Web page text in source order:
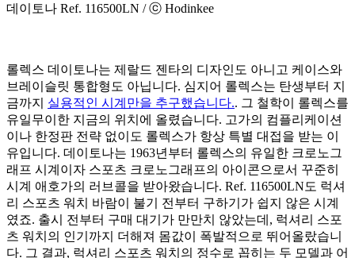
데이토나 Ref. 116500LN / ⓒ Hodinkee
롤렉스 데이토나는 제랄드 젠타의 디자인도 아니고 케이스와
브레이슬릿 통합형도 아닙니다. 심지어 롤렉스는 탄생부터 지
금까지 실용적인 시계만을 추구했습니다.. 그 철학이 롤렉스를
유일무이한 지금의 위치에 올렸습니다. 고가의 컴플리케이션
이나 한정판 전략 없이도 롤렉스가 항상 특별 대접을 받는 이
유입니다. 데이토나는 1963년부터 롤렉스의 유일한 크로노그
래프 시계이자 스포츠 크로노그래프의 아이콘으로서 꾸준히
시계 애호가의 러브콜을 받아왔습니다. Ref. 116500LN도 럭셔
리 스포츠 워치 바람이 불기 전부터 구하기가 쉽지 않은 시계
였죠. 출시 전부터 구매 대기가 만만치 않았는데, 럭셔리 스포
츠 워치의 인기까지 더해져 몸값이 폭발적으로 뛰어올랐습니
다. 그 결과, 럭셔리 스포츠 워치의 정수로 꼽히는 두 모델과 어